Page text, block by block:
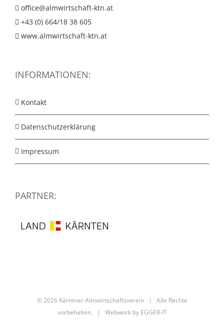
office@almwirtschaft-ktn.at
+43 (0) 664/18 38 605
www.almwirtschaft-ktn.at
INFORMATIONEN:
Kontakt
Datenschutzerklärung
Impressum
PARTNER:
©2026 Kärntner Almwirtschaftsverein | Alle Rechte
vorbehalten. | Webwork by EGGER-IT